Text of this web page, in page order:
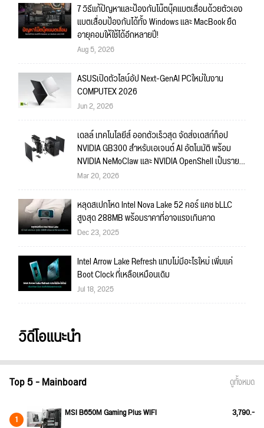
7 วิธีแก้ปัญหาและป้องกันโน๊ตบุ๊คแบตเสื่อมด้วยตัวเอง
แบตเสื่อมป้องกันได้ทั้ง Windows และ MacBook ยืด
อายุคอมให้ใช้ได้อีกหลายปี!
Aug 5, 2026
ASUSเปิดตัวไลน์อัป Next-GenAI PCใหม่ในงาน
COMPUTEX 2026
Jun 2, 2026
เดลล์ เทคโนโลยีส์ ออกตัวเร็วสุด จัดส่งเดสก์ท็อป
NVIDIA GB300 สำหรับเอเจนต์ AI อัตโนมัติ พร้อม
NVIDIA NeMoClaw และ NVIDIA OpenShell เป็นราย
แรก
Mar 20, 2026
หลุดสเปกโหด Intel Nova Lake 52 คอร์ แคช bLLC
สูงสุด 288MB พร้อมราคาที่อาจแรงเกินคาด
Dec 23, 2025
Intel Arrow Lake Refresh แทบไม่มีอะไรใหม่ เพิ่มแค่
Boot Clock ที่เหลือเหมือนเดิม
Jul 18, 2025
วิดีโอแนะนำ
Top 5 - Mainboard ดูทั้งหมด
1 MSI B650M Gaming Plus WIFI 3,790.-